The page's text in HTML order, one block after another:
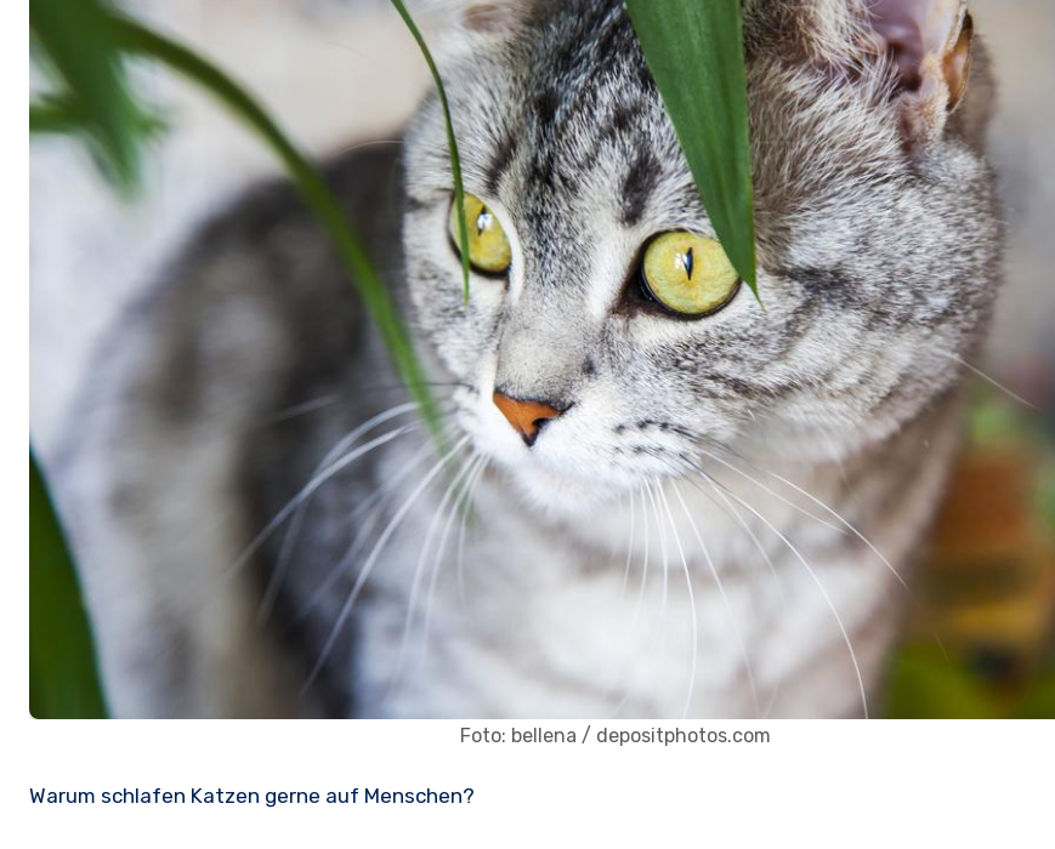
Foto: bellena / depositphotos.com
Warum schlafen Katzen gerne auf Menschen?